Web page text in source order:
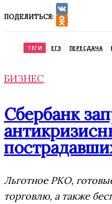
ПОДЕЛИТЬСЯ:
VK
ТЕГИ ЕГЭ ПЕРЕСДАЧА
БИЗНЕС
Сбербанк
Льготное РКО,
торговлю, а также